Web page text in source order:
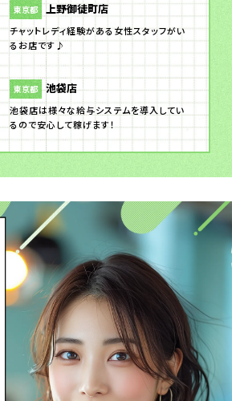
東京都 上野御徒町店
チャットレディ経験がある女性スタッフがい
るお店です♪
東京都 池袋店
池袋店は様々な給与システムを導入してい
るので安心して稼げます！